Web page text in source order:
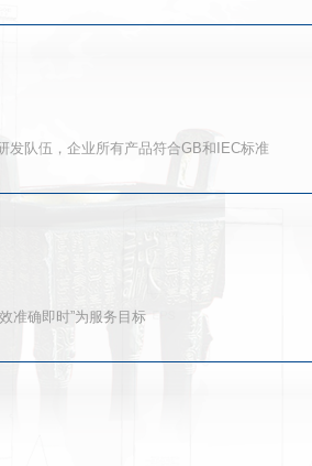
发队伍，企业所有产品符合GB和IEC标准
准确即时”为服务目标